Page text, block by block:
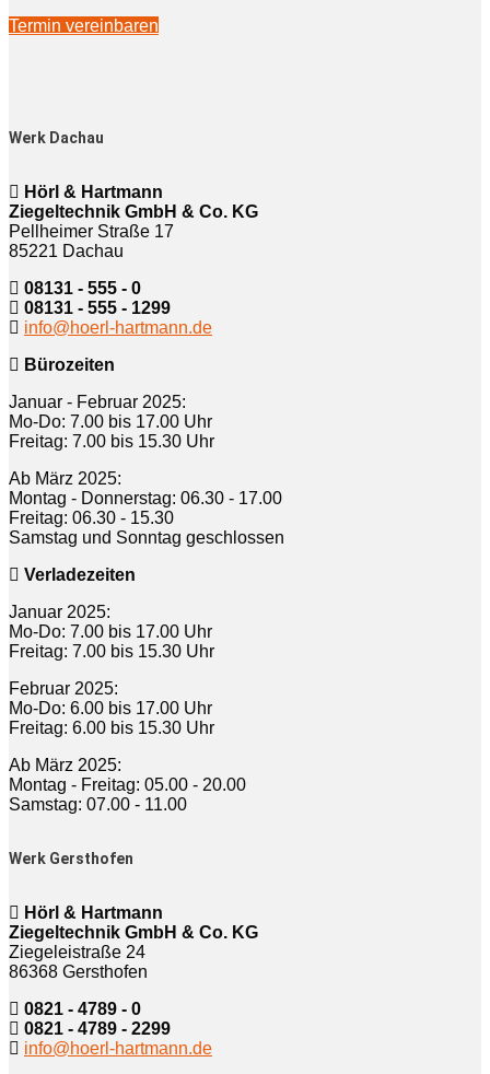
Termin vereinbaren
Werk Dachau
Hörl & Hartmann
Ziegeltechnik GmbH & Co. KG
Pellheimer Straße 17
85221 Dachau
08131 - 555 - 0
08131 - 555 - 1299
info@hoerl-hartmann.de
Bürozeiten
Januar - Februar 2025:
Mo-Do: 7.00 bis 17.00 Uhr
Freitag: 7.00 bis 15.30 Uhr
Ab März 2025:
Montag - Donnerstag: 06.30 - 17.00
Freitag: 06.30 - 15.30
Samstag und Sonntag geschlossen
Verladezeiten
Januar 2025:
Mo-Do: 7.00 bis 17.00 Uhr
Freitag: 7.00 bis 15.30 Uhr
Februar 2025:
Mo-Do: 6.00 bis 17.00 Uhr
Freitag: 6.00 bis 15.30 Uhr
Ab März 2025:
Montag - Freitag: 05.00 - 20.00
Samstag: 07.00 - 11.00
Werk Gersthofen
Hörl & Hartmann
Ziegeltechnik GmbH & Co. KG
Ziegeleistraße 24
86368 Gersthofen
0821 - 4789 - 0
0821 - 4789 - 2299
info@hoerl-hartmann.de